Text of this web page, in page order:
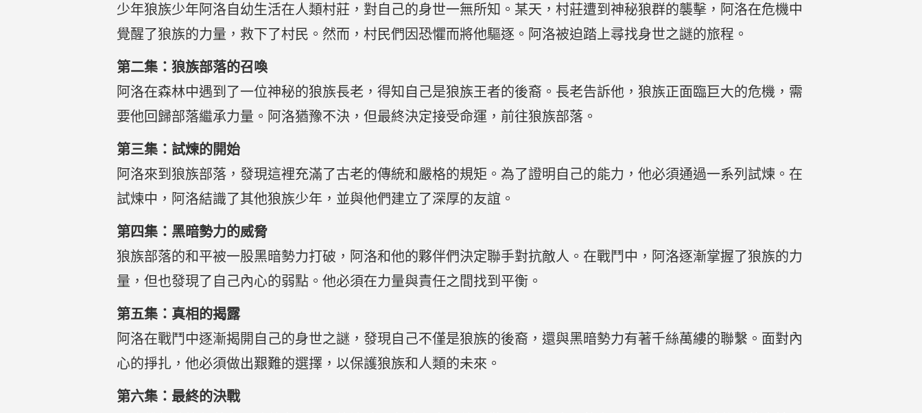
少年狼族少年阿洛自幼生活在人類村莊，對自己的身世一無所知。某天，村莊遭到神秘狼群的襲擊，阿洛在危機中
覺醒了狼族的力量，救下了村民。然而，村民們因恐懼而將他驅逐。阿洛被迫踏上尋找身世之謎的旅程。
第二集：狼族部落的召喚
阿洛在森林中遇到了一位神秘的狼族長老，得知自己是狼族王者的後裔。長老告訴他，狼族正面臨巨大的危機，需
要他回歸部落繼承力量。阿洛猶豫不決，但最終決定接受命運，前往狼族部落。
第三集：試煉的開始
阿洛來到狼族部落，發現這裡充滿了古老的傳統和嚴格的規矩。為了證明自己的能力，他必須通過一系列試煉。在
試煉中，阿洛結識了其他狼族少年，並與他們建立了深厚的友誼。
第四集：黑暗勢力的威脅
狼族部落的和平被一股黑暗勢力打破，阿洛和他的夥伴們決定聯手對抗敵人。在戰鬥中，阿洛逐漸掌握了狼族的力
量，但也發現了自己內心的弱點。他必須在力量與責任之間找到平衡。
第五集：真相的揭露
阿洛在戰鬥中逐漸揭開自己的身世之謎，發現自己不僅是狼族的後裔，還與黑暗勢力有著千絲萬縷的聯繫。面對內
心的掙扎，他必須做出艱難的選擇，以保護狼族和人類的未來。
第六集：最終的決戰